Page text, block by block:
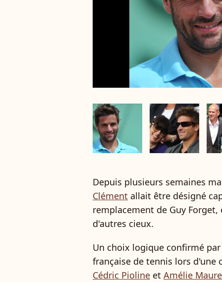
Depuis plusieurs semaines
Clément allait être désigné
remplacement de Guy
d'autres cieux.
Un choix logique confirmé par
française de tennis lors d'une
Cédric Pioline et Amélie